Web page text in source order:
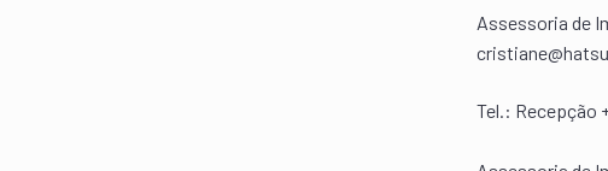
Assessoria de
Tel.: Recepção